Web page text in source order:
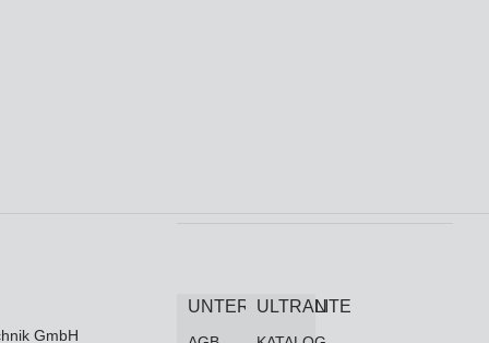
GmbH
UNTERNEHMEN
ULTRALITE